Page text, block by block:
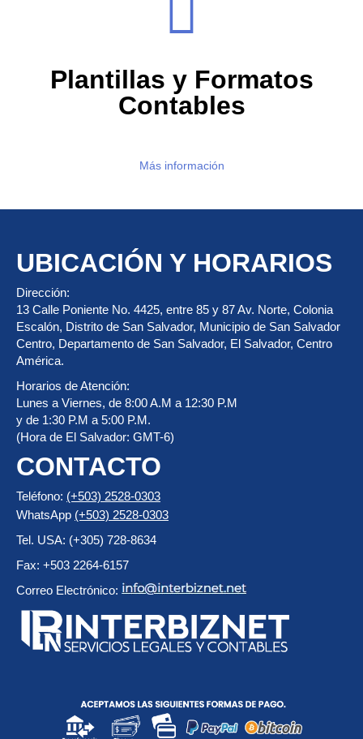
Plantillas y Formatos
Contables
Más información
UBICACIÓN Y HORARIOS
Dirección:
13 Calle Poniente No. 4425, entre 85 y 87 Av. Norte, Colonia
Escalón, Distrito de San Salvador, Municipio de San Salvador
Centro, Departamento de San Salvador, El Salvador, Centro
América.
Horarios de Atención:
Lunes a Viernes, de 8:00 A.M a 12:30 P.M
y de 1:30 P.M a 5:00 P.M.
(Hora de El Salvador: GMT-6)
CONTACTO
Teléfono: (+503) 2528-0303
WhatsApp (+503) 2528-0303
Tel. USA: (+305) 728-8634
Fax: +503 2264-6157
Correo Electrónico: